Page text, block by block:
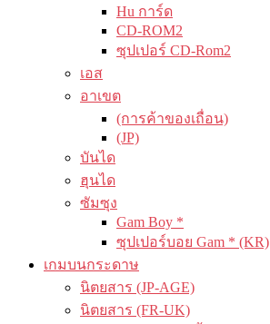
Hu การ์ด
CD-ROM2
ซุปเปอร์ CD-Rom2
เอส
อาเขต
(การค้าของเถื่อน)
(JP)
บันได
ฮุนได
ซัมซุง
Gam Boy *
ซุปเปอร์บอย Gam * (KR)
เกมบนกระดาษ
นิตยสาร (JP-AGE)
นิตยสาร (FR-UK)